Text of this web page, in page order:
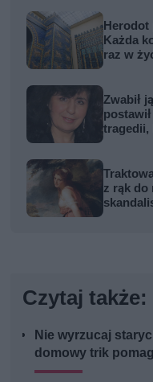
Herodot
Każda
raz w
Zwabił
tragedii,
z rąk do
Czytaj także:
Nie wyrzucaj
domowy trik